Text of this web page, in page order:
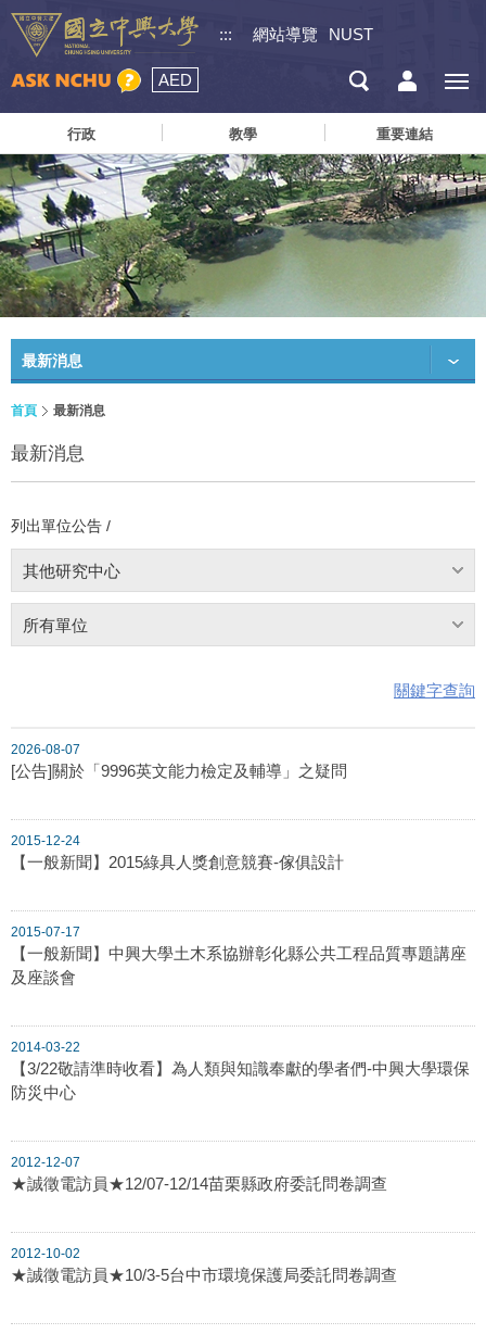
::: 網站導覽 NUST
AED
行政 教學 重要連結
最新消息
首頁 最新消息
最新消息
列出單位公告 /
其他研究中心
所有單位
關鍵字查詢
2026-08-07
[公告]關於「9996英文能力檢定及輔導」之疑問
2015-12-24
【一般新聞】2015綠具人獎創意競賽-傢俱設計
2015-07-17
【一般新聞】中興大學土木系協辦彰化縣公共工程品質專題講座
及座談會
2014-03-22
【3/22敬請準時收看】為人類與知識奉獻的學者們-中興大學環保
防災中心
2012-12-07
★誠徵電訪員★12/07-12/14苗栗縣政府委託問卷調查
2012-10-02
★誠徵電訪員★10/3-5台中市環境保護局委託問卷調查